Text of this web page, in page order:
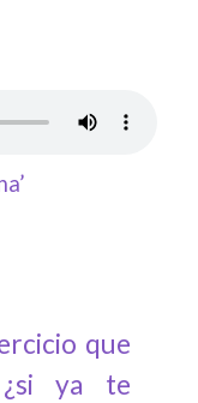
que
¿si ya te